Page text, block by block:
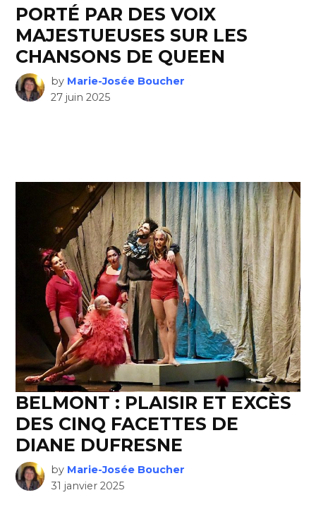
PORTÉ PAR DES VOIX
MAJESTUEUSES SUR LES
CHANSONS DE QUEEN
by Marie-Josée Boucher
27 juin 2025
BELMONT : PLAISIR ET EXCÈS
DES CINQ FACETTES DE
DIANE DUFRESNE
by Marie-Josée Boucher
31 janvier 2025